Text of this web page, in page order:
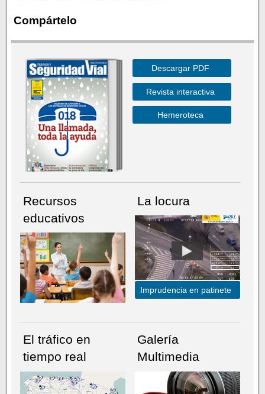
Compártelo
Descargar PDF
Revista interactiva
Hemeroteca
Recursos
educativos
La locura
Imprudencia en patinete
El tráfico en
tiempo real
Galería
Multimedia